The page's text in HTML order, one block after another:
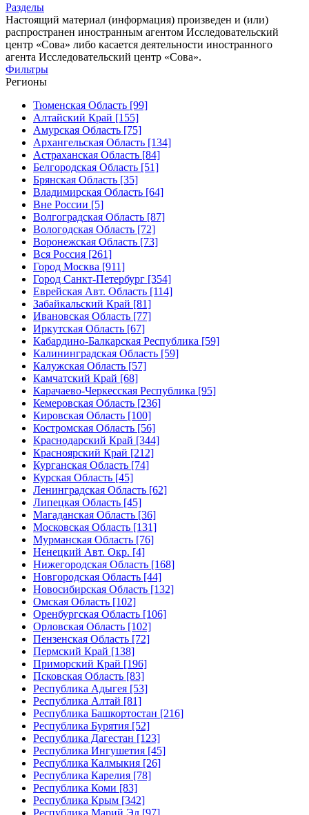
Разделы
Настоящий материал (информация) произведен и (или)
распространен иностранным агентом Исследовательский
центр «Сова» либо касается деятельности иностранного
агента Исследовательский центр «Сова».
Фильтры
Регионы
Тюменская Область [99]
Алтайский Край [155]
Амурская Область [75]
Архангельская Область [134]
Астраханская Область [84]
Белгородская Область [51]
Брянская Область [35]
Владимирская Область [64]
Вне России [5]
Волгоградская Область [87]
Вологодская Область [72]
Воронежская Область [73]
Вся Россия [261]
Город Москва [911]
Город Санкт-Петербург [354]
Еврейская Авт. Область [114]
Забайкальский Край [81]
Ивановская Область [77]
Иркутская Область [67]
Кабардино-Балкарская Республика [59]
Калининградская Область [59]
Калужская Область [57]
Камчатский Край [68]
Карачаево-Черкесская Республика [95]
Кемеровская Область [236]
Кировская Область [100]
Костромская Область [56]
Краснодарский Край [344]
Красноярский Край [212]
Курганская Область [74]
Курская Область [45]
Ленинградская Область [62]
Липецкая Область [45]
Магаданская Область [36]
Московская Область [131]
Мурманская Область [76]
Ненецкий Авт. Окр. [4]
Нижегородская Область [168]
Новгородская Область [44]
Новосибирская Область [132]
Омская Область [102]
Оренбургская Область [106]
Орловская Область [102]
Пензенская Область [72]
Пермский Край [138]
Приморский Край [196]
Псковская Область [83]
Республика Адыгея [53]
Республика Алтай [81]
Республика Башкортостан [216]
Республика Бурятия [52]
Республика Дагестан [123]
Республика Ингушетия [45]
Республика Калмыкия [26]
Республика Карелия [78]
Республика Коми [83]
Республика Крым [342]
Республика Марий Эл [97]